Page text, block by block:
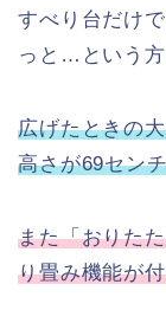
すべり台だけ
っと…という方
広げたときの
高さが69セン
また「おりた
り畳み機能が